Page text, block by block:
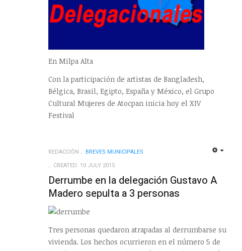
En Milpa Alta
Con la participación de artistas de Bangladesh,
Bélgica, Brasil, Egipto, España y México, el Grupo
Cultural Mujeres de Atocpan inicia hoy el XIV
Festival
REDACCIÒN
BREVES MUNICIPALES
CREATED: 10 JULY 2015
Derrumbe en la delegación Gustavo A
Madero sepulta a 3 personas
Tres personas quedaron atrapadas al derrumbarse su
vivienda. Los hechos ocurrieron en el número 5 de